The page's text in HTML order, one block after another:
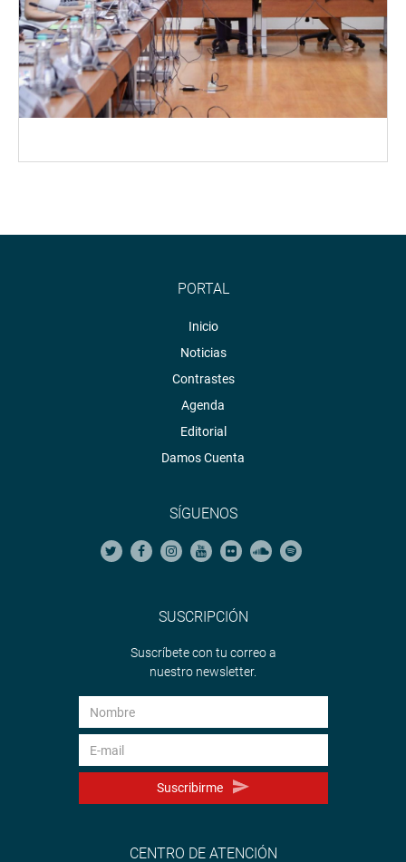
PORTAL
Inicio
Noticias
Contrastes
Agenda
Editorial
Damos Cuenta
SÍGUENOS
SUSCRIPCIÓN
Suscríbete con tu correo a
nuestro newsletter.
Suscribirme
CENTRO DE ATENCIÓN